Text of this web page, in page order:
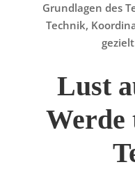
Grundlagen des
Technik,
Lust
Werde